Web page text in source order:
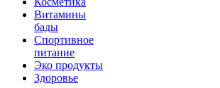
Витамины
бады
Спортивное
питание
Эко продукты
Здоровье